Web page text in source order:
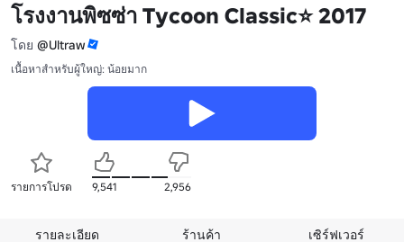
โรงงานพิซซ่า Tycoon Classic⭐ 2017
โดย @Ultraw
เนื้อหาสำหรับผู้ใหญ่: น้อยมาก
รายการโปรด 9,541 2,956
รายละเอียด ร้านค้า เซิร์ฟเวอร์